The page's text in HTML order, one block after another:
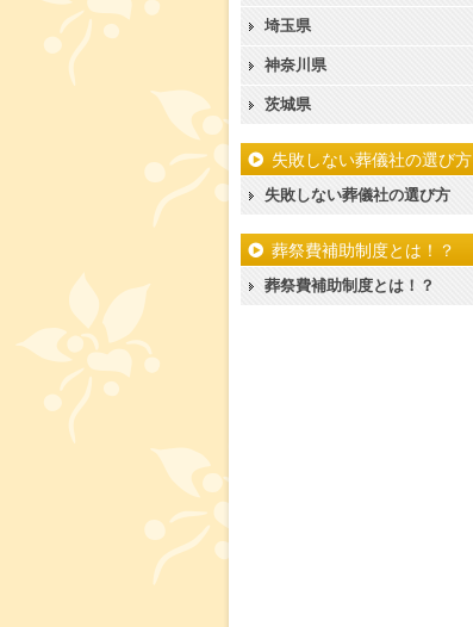
埼玉県
神奈川県
茨城県
失敗しない葬儀社の選び方
失敗しない葬儀社の選び方
葬祭費補助制度とは！？
葬祭費補助制度とは！？